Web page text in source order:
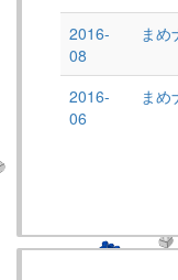
2016-
08
まめ
2016-
06
まめ